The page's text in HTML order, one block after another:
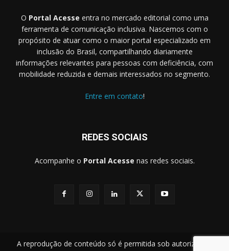
O Portal Acesse entra no mercado editorial como uma
ferramenta de comunicação inclusiva. Nascemos com o
propósito de atuar como o maior portal especializado em
inclusão do Brasil, compartilhando diariamente
informações relevantes para pessoas com deficiência, com
mobilidade reduzida e demais interessados no segmento.
Entre em contato!
REDES SOCIAIS
Acompanhe o Portal Acesse nas redes sociais.
A reprodução de conteúdo só é permitida sob autorização.